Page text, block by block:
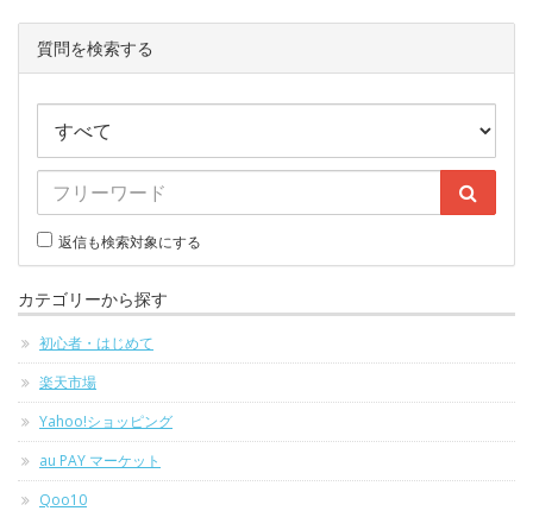
質問を検索する
返信も検索対象にする
カテゴリーから探す
初心者・はじめて
楽天市場
Yahoo!ショッピング
au PAY マーケット
Qoo10